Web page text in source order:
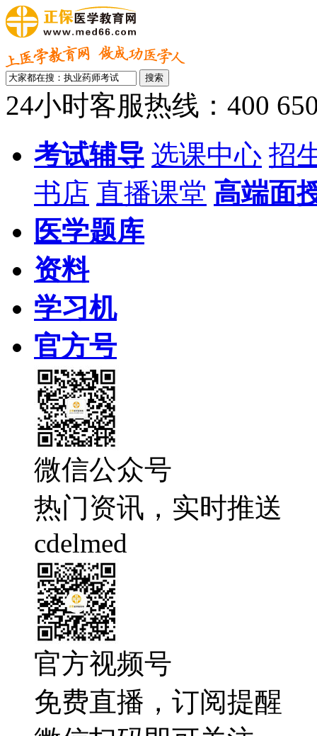
24小时客服热线：400
考试辅导 选课中心 招
书店 直播课堂 高端面
医学题库
资料
学习机
官方号
微信公众号
热门资讯，实时推送
cdelmed
官方视频号
免费直播，订阅提醒